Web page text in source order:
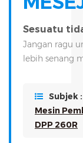
Sesuatu
Jangan ragu
lebih senang
Subjek :
Mesin
DPP 260R